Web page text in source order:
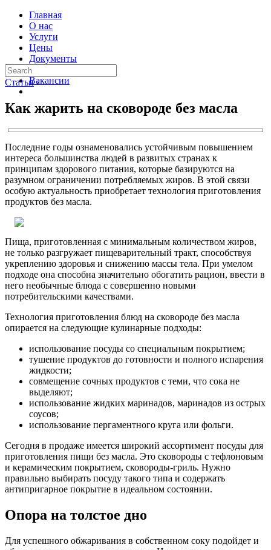
Главная
О нас
Услуги
Цены
Документы
Контакты
Вакансии
Статьи ›
Как жарить на сковороде без масла
Последние годы ознаменовались устойчивым повышением
интереса большинства людей в развитых странах к
принципам здорового питания, которые базируются на
разумном ограничении потребляемых жиров. В этой связи
особую актуальность приобретает технология приготовления
продуктов без масла.
Пища, приготовленная с минимальным количеством жиров,
не только разгружает пищеварительный тракт, способствуя
укреплению здоровья и снижению массы тела. При умелом
подходе она способна значительно обогатить рацион, ввести в
него необычные блюда с совершенно новыми
потребительскими качествами.
Технология приготовления блюд на сковороде без масла
опирается на следующие кулинарные подходы:
использование посуды со специальным покрытием;
тушение продуктов до готовности и полного испарения
жидкости;
совмещение сочных продуктов с теми, что сока не
выделяют;
использование жидких маринадов, маринадов из острых
соусов;
использование пергаментного круга или фольги.
Сегодня в продаже имеется широкий ассортимент посуды для
приготовления пищи без масла. Это сковороды с тефлоновым
и керамическим покрытием, сковороды-гриль. Нужно
правильно выбирать посуду такого типа и содержать
антипригарное покрытие в идеальном состоянии.
Опора на толстое дно
Для успешного обжаривания в собственном соку подойдет и